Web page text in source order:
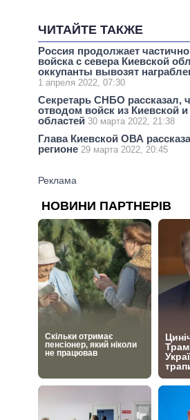
ЧИТАЙТЕ ТАКЖЕ
Россия продолжает
войска с севера Киевской
оккупанты вывозят
1 апреля 2022, 07:30
Секретарь СНБО рассказал,
отводом войск из Киевской
областей 30 марта 2022, 21:38
Глава Киевской ОВА
регионе 29 марта 2022, 20:45